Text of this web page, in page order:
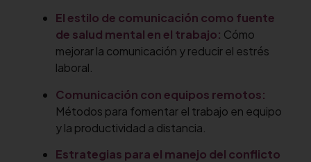
El estilo de comunicación como fuente
de salud mental en el trabajo: Cómo
mejorar la comunicación y reducir el estrés
laboral.
Comunicación con equipos remotos:
Métodos para fomentar el trabajo en equipo
y la productividad a distancia.
Estrategias para el manejo del conflicto